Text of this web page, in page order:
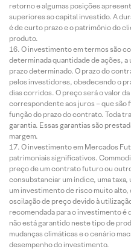
retorno e algumas posições
superiores ao capital investido. A
é de curto prazo e o patrimônio do
produto.
O investimento em termos são
determinada quantidade de ações, a
prazo determinado. O prazo do
pelos investidores, obedecendo o
dias corridos. O preço será o valor
correspondente aos juros – que são
função do prazo do contrato. Toda
garantia. Essas garantias são
margem.
O investimento em Mercados
patrimoniais significativos.
preço de um contrato futuro ou
consubstanciar um índice, uma
um investimento de risco muito
oscilação de preço devido à
recomendada para o investimento
não está garantido neste tipo de
mudanças climáticas e o cenário
desempenho do investimento.